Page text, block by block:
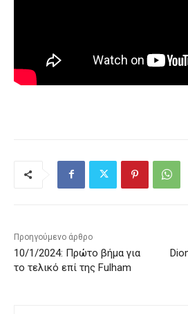
Προηγούμενο άρθρο
10/1/2024: Πρώτο βήμα για
το τελικό επί της Fulham